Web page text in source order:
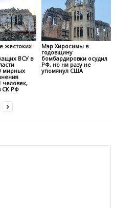
жестоких
ВСУ в
мирных
человек,
СК РФ
Мэр Хиросимы в
годовщину
бомбардировки осудил
РФ, но ни разу не
упомянул США